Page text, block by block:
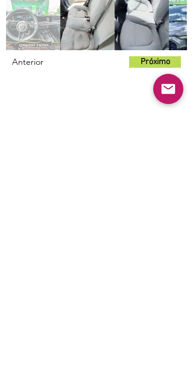
Anterior Próximo